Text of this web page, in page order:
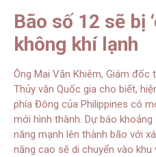
Bão số 12 sẽ bị
không khí lạnh
Ông Mai Văn Khiêm, Giám
Thủy văn Quốc gia cho biết,
phía Đông của Philippines có
mới hình thành. Dự báo
năng mạnh lên thành bão với
năng cao sẽ di chuyển vào